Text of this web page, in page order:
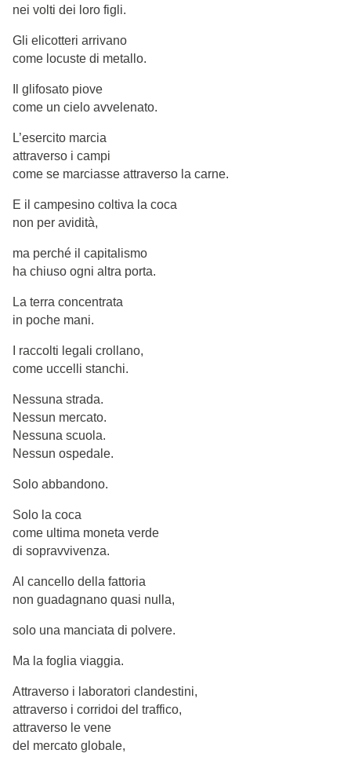
nei volti dei loro figli.
Gli elicotteri arrivano
come locuste di metallo.
Il glifosato piove
come un cielo avvelenato.
L’esercito marcia
attraverso i campi
come se marciasse attraverso la carne.
E il campesino coltiva la coca
non per avidità,
ma perché il capitalismo
ha chiuso ogni altra porta.
La terra concentrata
in poche mani.
I raccolti legali crollano,
come uccelli stanchi.
Nessuna strada.
Nessun mercato.
Nessuna scuola.
Nessun ospedale.
Solo abbandono.
Solo la coca
come ultima moneta verde
di sopravvivenza.
Al cancello della fattoria
non guadagnano quasi nulla,
solo una manciata di polvere.
Ma la foglia viaggia.
Attraverso i laboratori clandestini,
attraverso i corridoi del traffico,
attraverso le vene
del mercato globale,